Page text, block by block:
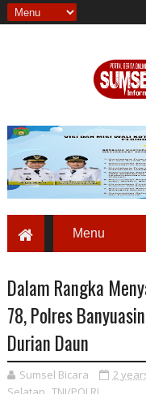
Dalam Rangka
78, Polres
Durian Daun
Sumsel Bicara 2